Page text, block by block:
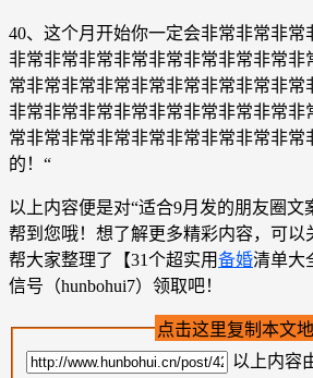
40、这个月开始你一定会非常非常非常
非常非常非常非常非常非常非常非常非
常非常非常非常非常非常非常非常非常
非常非常非常非常非常非常非常非常非
常非常非常非常非常非常非常非常非常
的！“
以上内容便是对“适合9月发的朋友圈文
帮到您哦！想了解更多精彩内容，可以
帮大家整理了【31个超实用备婚清单大
信号（hunbohui7）领取吧！
点击这里复制本文
以上内容